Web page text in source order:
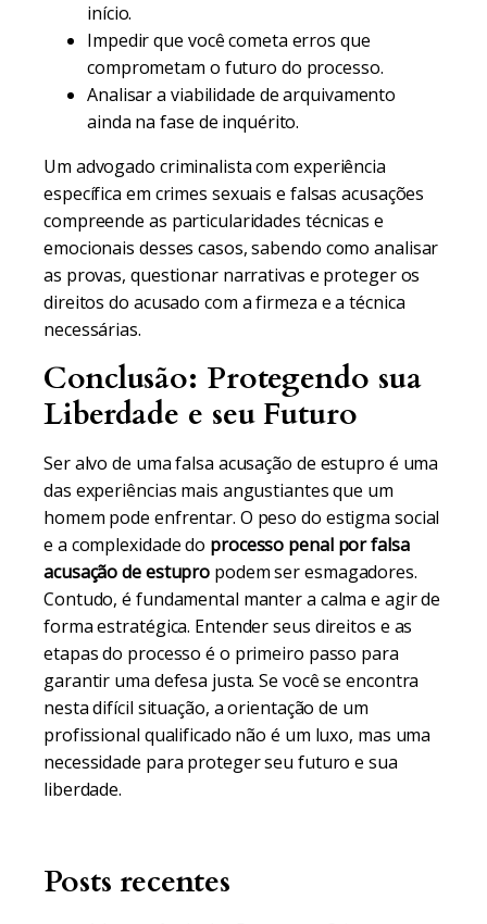
início.
Impedir que você cometa erros que
comprometam o futuro do processo.
Analisar a viabilidade de arquivamento
ainda na fase de inquérito.
Um advogado criminalista com experiência
específica em crimes sexuais e falsas acusações
compreende as particularidades técnicas e
emocionais desses casos, sabendo como analisar
as provas, questionar narrativas e proteger os
direitos do acusado com a firmeza e a técnica
necessárias.
Conclusão: Protegendo sua
Liberdade e seu Futuro
Ser alvo de uma falsa acusação de estupro é uma
das experiências mais angustiantes que um
homem pode enfrentar. O peso do estigma social
e a complexidade do processo penal por falsa
acusação de estupro podem ser esmagadores.
Contudo, é fundamental manter a calma e agir de
forma estratégica. Entender seus direitos e as
etapas do processo é o primeiro passo para
garantir uma defesa justa. Se você se encontra
nesta difícil situação, a orientação de um
profissional qualificado não é um luxo, mas uma
necessidade para proteger seu futuro e sua
liberdade.
Posts recentes